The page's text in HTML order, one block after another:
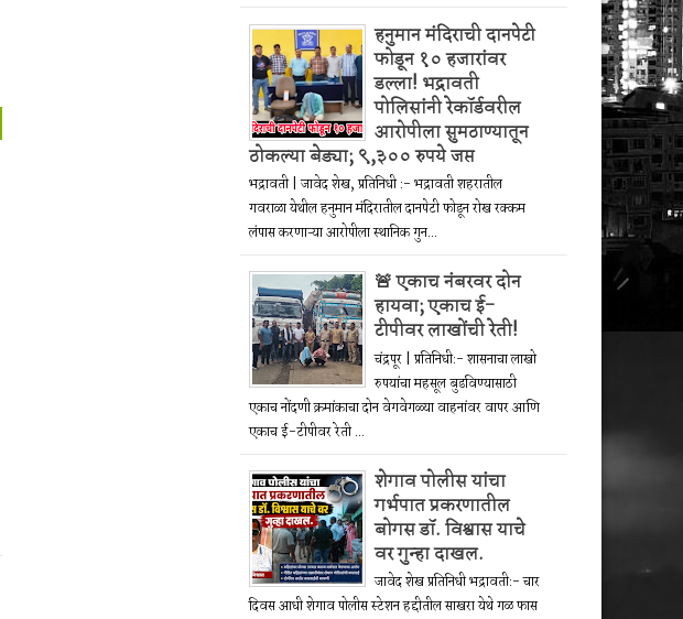
हनुमान मंदिराची दानपेटी
फोडून १० हजारांवर
डल्ला! भद्रावती
पोलिसांनी रेकॉर्डवरील
आरोपीला सुमठाण्यातून
ठोकल्या बेड्या; ९,३०० रुपये जप्त
भद्रावती | जावेद शेख, प्रतिनिधी :- भद्रावती शहरातील
गवराळा येथील हनुमान मंदिरातील दानपेटी फोडून रोख रक्कम
लंपास करणाऱ्या आरोपीला स्थानिक गुन...
🚨 एकाच नंबरवर दोन
हायवा; एकाच ई-
टीपीवर लाखोंची रेती!
चंद्रपूर | प्रतिनिधी:- शासनाचा लाखो
रुपयांचा महसूल बुडविण्यासाठी
एकाच नोंदणी क्रमांकाचा दोन वेगवेगळ्या वाहनांवर वापर आणि
एकाच ई-टीपीवर रेती ...
शेगाव पोलीस यांचा
गर्भपात प्रकरणातील
बोगस डॉ. विश्वास याचे
वर गुन्हा दाखल.
जावेद शेख प्रतिनिधी भद्रावती:- चार
दिवस आधी शेगाव पोलीस स्टेशन हद्दीतील साखरा येथे गळ फास